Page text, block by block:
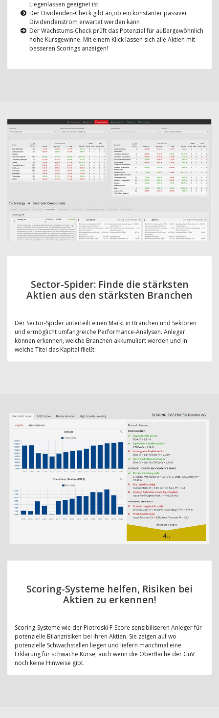
Liegenlassen geeignet ist
Der Dividenden-Check gibt an,ob ein konstanter passiver
Dividendenstrom erwartet werden kann
Der Wachstums-Check prüft das Potenzial für außergewöhnlich
hohe Kursgewinne. Mit einem Klick lassen sich alle Aktien mit
besseren Scorings anzeigen!
Sector-Spider: Finde die stärksten
Aktien aus den stärksten Branchen
Der Sector-Spider unterteilt einen Markt in Branchen und Sektoren
und ermöglicht umfangreiche Performance-Analysen. Anleger
können erkennen, welche Branchen akkumuliert werden und in
welche Titel das Kapital fließt.
Scoring-Systeme helfen, Risiken bei
Aktien zu erkennen!
Scoring-Systeme wie der Piotroski F-Score sensibiliseren Anleger für
potenzielle Bilanzrisiken bei ihren Aktien. Sie zeigen auf wo
potenzielle Schwachstellen liegen und liefern manchmal eine
Erklärung für schwache Kurse, auch wenn die Oberfläche der GuV
noch keine Hinweise gibt.